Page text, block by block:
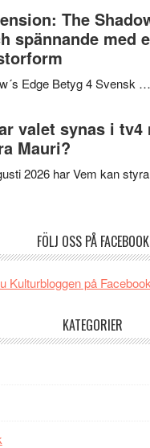
The
spännande med
Edge Betyg 4 Svensk …
valet synas i tv4
Mauri?
2026 har Vem kan
FÖLJ OSS PÅ FACEBOOK
Kulturbloggen på
KATEGORIER